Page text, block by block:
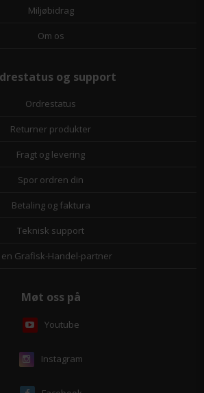
Miljøbidrag
Om os
og support
Ordrestatus
Returner produkter
Fragt og levering
Spor ordren din
Betaling og faktura
Teknisk support
en Grafisk-Handel-partner
Møt oss på
Youtube
Instagram